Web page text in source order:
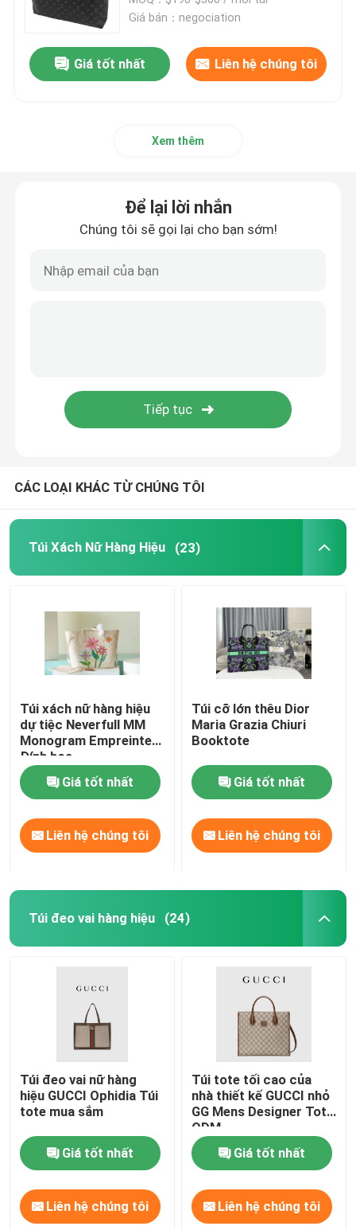
Túi Messenger hàng hiệu
Túi đeo yên ngựa
Ví thiết kế mini
Túi hàng hiệu Preloved
Giá bán：negociation
Giá tốt nhất Liên hệ chúng tôi
Xem thêm
Để lại lời nhắn
Chúng tôi sẽ gọi lại cho bạn sớm!
CÁC LOẠI KHÁC TỪ CHÚNG TÔI
Túi Xách Nữ Hàng Hiệu (23)
Túi xách nữ hàng hiệu
dự tiệc Neverfull MM
Monogram Empreinte
Đính hoa
Giá tốt nhất
Liên hệ chúng tôi
Túi cỡ lớn thêu Dior
Maria Grazia Chiuri
Booktote
Giá tốt nhất
Liên hệ chúng tôi
Túi đeo vai hàng hiệu (24)
Túi đeo vai nữ hàng
hiệu GUCCI Ophidia Túi
tote mua sắm
Giá tốt nhất
Liên hệ chúng tôi
Túi tote tối cao của
nhà thiết kế GUCCI nhỏ
GG Mens Designer Tote
ODM
Giá tốt nhất
Liên hệ chúng tôi